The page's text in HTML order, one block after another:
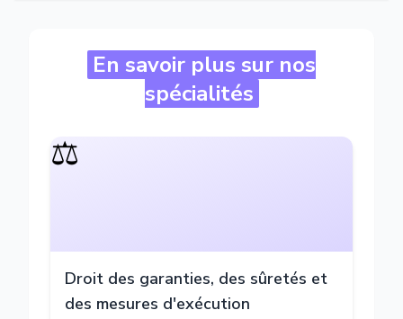
En savoir plus sur nos
spécialités
⚖️
Droit des garanties, des sûretés et
des mesures d'exécution